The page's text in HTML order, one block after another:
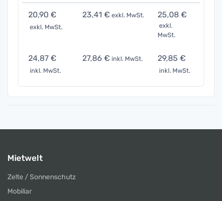
20,90 €
exkl. MwSt.
23,41 € exkl. MwSt. 25,08 €
exkl.
MwSt.
24,87 €
inkl. MwSt.
27,86 € inkl. MwSt. 29,85 €
inkl. MwSt.
Mietwelt
Zelte / Sonnenschutz
Mobiliar